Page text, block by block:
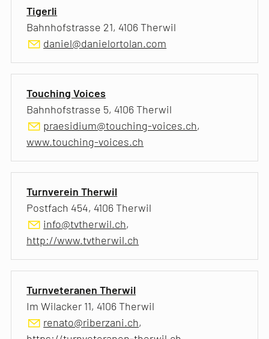
Tigerli
Bahnhofstrasse 21, 4106 Therwil
daniel@danielortolan.com
Touching Voices
Bahnhofstrasse 5, 4106 Therwil
praesidium@touching-voices.ch,
www.touching-voices.ch
Turnverein Therwil
Postfach 454, 4106 Therwil
info@tvtherwil.ch,
http://www.tvtherwil.ch
Turnveteranen Therwil
Im Wilacker 11, 4106 Therwil
renato@riberzani.ch,